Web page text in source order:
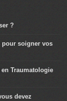
?
pour soigner vos
Traumatologie
devez